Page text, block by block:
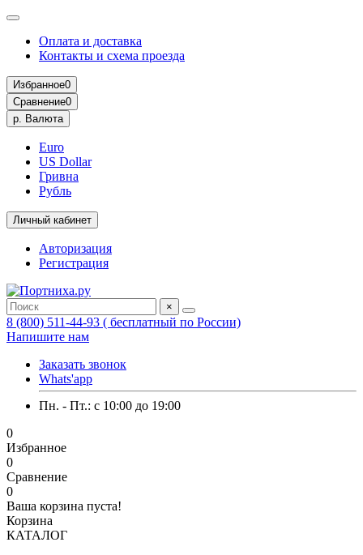
Оплата и доставка
Контакты и схема проезда
Избранное0
Сравнение0
р. Валюта
Euro
US Dollar
Гривна
Рубль
Личный кабинет
Авторизация
Регистрация
×
8 (800) 511-44-93 ( бесплатный по России)
Напишите нам
Заказать звонок
Whats'app
Пн. - Пт.: c 10:00 до 19:00
0
Избранное
0
Сравнение
0
Ваша корзина пуста!
Корзина
КАТАЛОГ